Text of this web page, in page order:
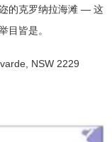
的克罗纳拉海滩 — 这
目皆是。
NSW 2229